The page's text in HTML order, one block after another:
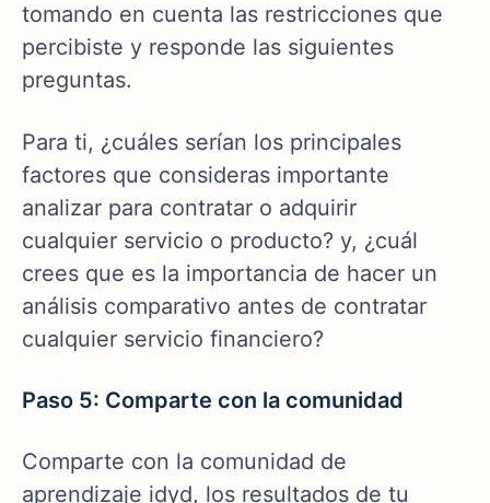
tomando en cuenta las restricciones que
percibiste y responde las siguientes
preguntas.
Para ti, ¿cuáles serían los principales
factores que consideras importante
analizar para contratar o adquirir
cualquier servicio o producto? y, ¿cuál
crees que es la importancia de hacer un
análisis comparativo antes de contratar
cualquier servicio financiero?
Paso 5: Comparte con la comunidad
Comparte con la comunidad de
aprendizaje idyd, los resultados de tu